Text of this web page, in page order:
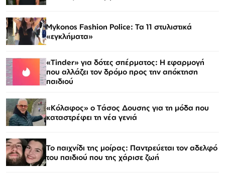
Mykonos Fashion Police: Τα 11 στυλιστικά
«εγκλήματα»
«Tinder» για δότες σπέρματος: Η εφαρμογή
που αλλάζει τον δρόμο προς την απόκτηση
παιδιού
«Κόλαφος» o Tάσος Δουσης για τη μόδα που
καταστρέφει τη νέα γενιά
Το παιχνίδι της μοίρας: Παντρεύεται τον αδελφό
του παιδιού που της χάρισε ζωή